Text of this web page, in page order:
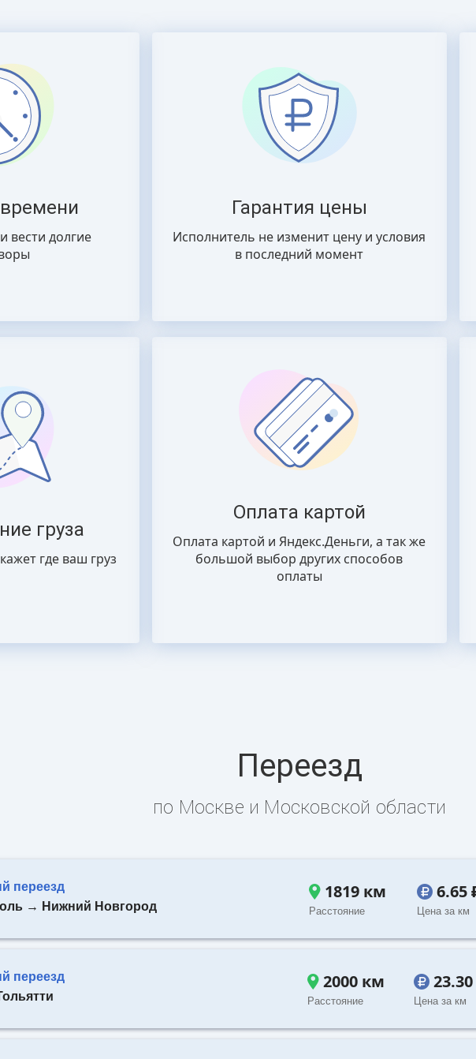
вести долгие
Гарантия цены
Исполнитель не изменит цену и условия
в последний момент
груза
где ваш груз
Оплата картой
Оплата картой и Яндекс.Деньги, а так же
большой выбор других способов
оплаты
Переезд
по Москве и Московской области
переезд
→ Нижний Новгород
1819 км
Расстояние
6.65
Цена за км
переезд
2000 км
Расстояние Цена за км